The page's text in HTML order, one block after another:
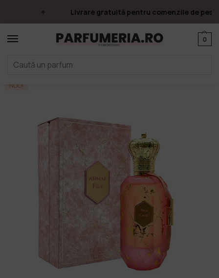
Livrare gratuită pentru comenzile de peste
0
Prima pagină / Parfumuri
NOU!